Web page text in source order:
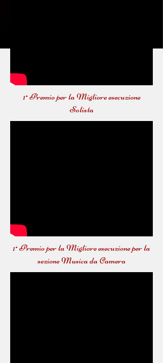
1° Premio per la Migliore esecuzione
Solista
1° Premio per la Migliore esecuzione per la
sezione Musica da Camera